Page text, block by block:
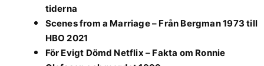
tiderna
Scenes from a Marriage – Från Bergman 1973 till
HBO 2021
För Evigt Dömd Netflix – Fakta om Ronnie